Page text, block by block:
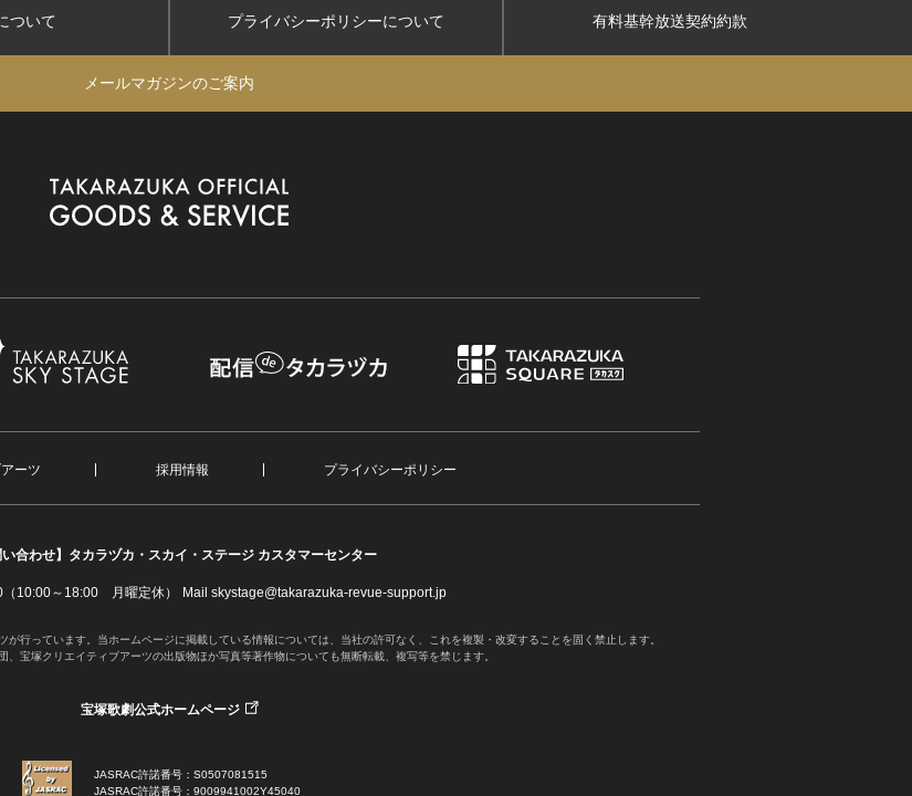
ついて プライバシーポリシーについて 有料基幹放送契約約款
メールマガジンのご案内
ーツ 採用情報 プライバシーポリシー
い合わせ】 タカラヅカ・スカイ・ステージ カスタマーセンター
10:00～18:00 月曜定休） Mail skystage@takarazuka-revue-support.jp
行っています。当ホームページに掲載している情報については、当社の許可なく、これを複製・改変することを固く禁止します。
、宝塚クリエイティブアーツの出版物ほか写真等著作物についても無断転載、複写等を禁じます。
宝塚歌劇公式ホームページ
JASRAC許諾番号：S0507081515
JASRAC許諾番号：9009941002Y45040